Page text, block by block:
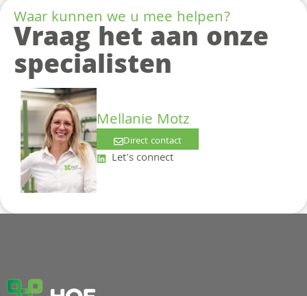
Waar kunnen we u mee helpen?
Vraag het aan onze
specialisten
Mellanie Motz
Direct contact
Let's connect